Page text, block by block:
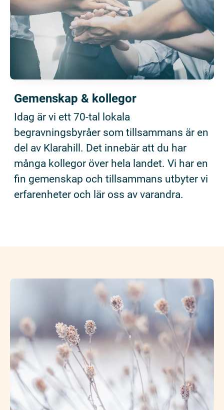
Gemenskap & kollegor
Idag är vi ett 70-tal lokala
begravningsbyråer som tillsammans är en
del av Klarahill. Det innebär att du har
många kollegor över hela landet. Vi har en
fin gemenskap och tillsammans utbyter vi
erfarenheter och lär oss av varandra.